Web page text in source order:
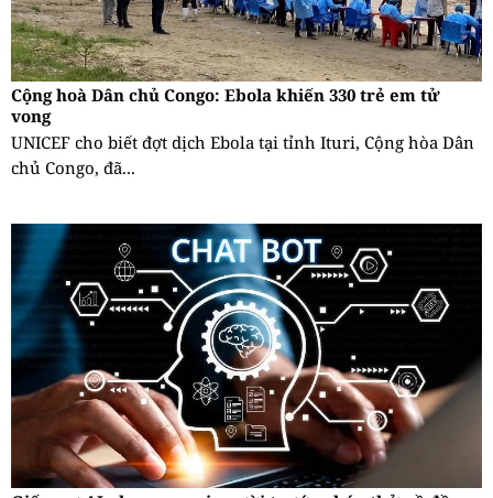
Cộng hoà Dân chủ Congo: Ebola khiến 330 trẻ em tử
vong
UNICEF cho biết đợt dịch Ebola tại tỉnh Ituri, Cộng hòa Dân
chủ Congo, đã...